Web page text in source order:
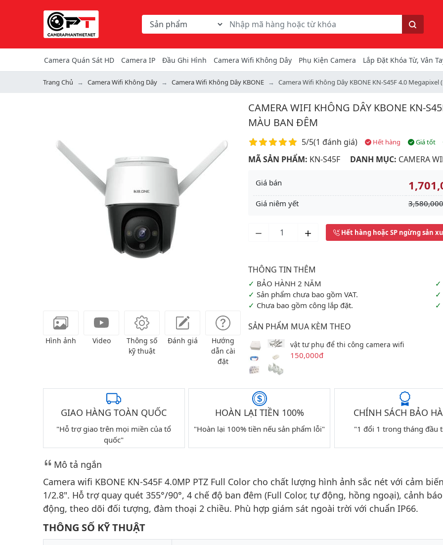
Chọn danh mục tìm kiếm
Từ khóa hoặc mã hàng
Tìm kiếm
Camera Quán Sát HD Camera IP Đầu Ghi Hình Camera Wifi Không Dây Phụ Kiện Camera Lắp Đặt Khóa Từ, Vân
Trang Chủ Camera Wifi Không Dây Camera Wifi Không Dây KBONE Camera Wifi Không Dây KBONE KN-S45F 4.0
Hình ảnh Video
Thông số
kỹ thuật
Đánh giá
Hướng
dẫn cài
đặt
CAMERA WIFI KHÔNG DÂY KBONE KN-
MÀU BAN ĐÊM
Điểm đánh giá
5/5(1 đánh giá) Hết hàng Giá tốt
MÃ SẢN PHẨM: KN-S45F DANH MỤC: CAMERA
Giá bán
Giá niêm yết
Hết hàng hoặc SP ngừng sản
BẢO HÀNH 2 NĂM
Sản phẩm chưa bao gồm VAT.
Chưa bao gồm công lắp đặt.
SẢN PHẨM MUA KÈM THEO
vật tư phụ để thi công camera wifi
150,000đ
GIAO HÀNG TOÀN QUỐC
"Hỗ trợ giao trên mọi miền của tổ
quốc"
HOÀN LẠI TIỀN 100%
"Hoàn lại 100% tiền nếu sản phẩm lỗi"
CHÍNH SÁCH BẢO
"1 đổi 1 trong tháng đầu
Mô tả ngắn
Camera wifi KBONE KN-S45F 4.0MP PTZ Full Color cho chất lượng hình ảnh sắc nét với cảm
1/2.8". Hỗ trợ quay quét 355°/90°, 4 chế độ ban đêm (Full Color, tự động, hồng ngoại), cảnh
động, theo dõi đối tượng, đàm thoại 2 chiều. Phù hợp giám sát ngoài trời với chuẩn IP66.
THÔNG SỐ KỸ THUẬT